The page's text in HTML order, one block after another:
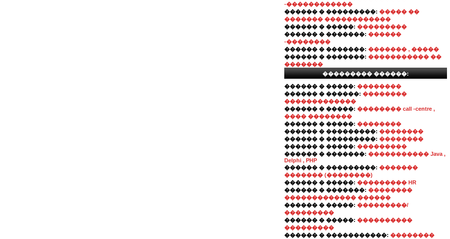
-������������
������ � ���������: ����� ��
������� ������������
������ � �����: ���������
������ � �������: ������
-��������
������ � �������: ������� , �����
������ � �������: ����������� ��
�������
��������� ������:
������ � �����: ��������
������ � ������: ��������
�������������
������ � �����: �������� call -centre ,
���� ��������
������ � �����: ��������
������ � ���������: ��������
������ � ���������: ��������
������ � �����: ���������
������ � �������: ����������� Java ,
Delphi , PHP
������ � ���������: �������
������� (��������)
������ � �����: ��������� HR
������ � �������: ��������
������������� ������
������ � �����: ���������/
���������
������ � �����: ����������
���������
������ � �����������: ��������